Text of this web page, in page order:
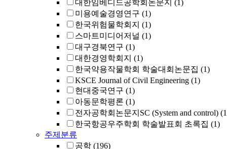
대한임베디드공학회논문지 (1)
미용예술경영연구 (1)
한국위험물학회지 (1)
스마트미디어저널 (1)
대구경북연구 (1)
대한경영학회지 (1)
한국약용작물학회 학술대회논문집 (1)
KSCE Journal of Civil Engineering (1)
현대중국연구 (1)
아동문학평론 (1)
전자공학회논문지SC (System and control)
한국항공우주학회 학술발표회 초록집 (1)
주제분류
공학 (196)